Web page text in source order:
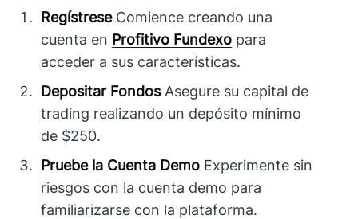
RegístreseComience creando una
cuenta en Profitivo Fundexo para
acceder a sus características.
Depositar FondosAsegure su capital de
trading realizando un depósito mínimo
de $250.
Pruebe la Cuenta Demo Experimente sin
riesgos con la cuenta demo para
familiarizarse con la plataforma.